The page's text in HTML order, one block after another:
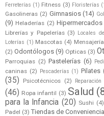
Ferreterías (1) Fitness (3) Floristerías
Gasolineras (2) Gimnasios (14)
(9) Heladerías (2) Hipermercados
Librerías y Papelerías (3) Locales
Loterías (1) Mascotas (4)
(2) Odontólogos (9) Opticas (3)
Parroquias (2) Pastelerías (6)
caninas (2) Pescaderías (1) Pilates
(35)
Psicotécnicos (2)
(46) Ropa infantil (3) Salud
para la Infancia (20) Sushi (4)
Padel (3) Tiendas de Conveniencia